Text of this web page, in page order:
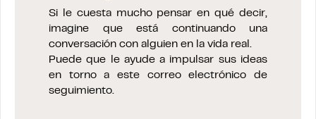
Si le cuesta mucho pensar en qué decir,
imagine que está continuando una
conversación con alguien en la vida real.
Puede que le ayude a impulsar sus ideas
en torno a este correo electrónico de
seguimiento.